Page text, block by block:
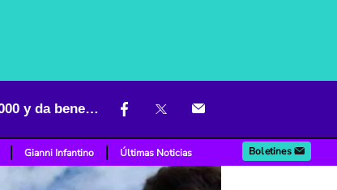
Grupo Éxito necesita trabajadores en Bogotá; paga sueldos de $ 5’000.000 y da beneficios
Gianni Infantino Últimas Noticias Boletines